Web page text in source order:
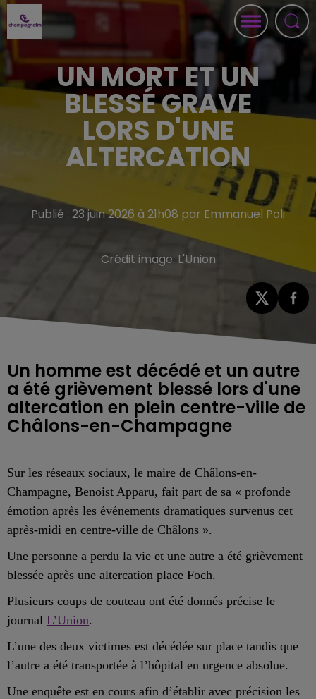
UN MORT ET UN
BLESSÉ GRAVE
LORS D'UNE
ALTERCATION
Publié : 23 juin 2026 à 21h08 par Emmanuel Poli
Crédit image: L'Union
Un homme est décédé et un autre
a été grièvement blessé lors d'une
altercation en plein centre-ville de
Châlons-en-Champagne
Sur les réseaux sociaux, le maire de Châlons-en-
Champagne, Benoist Apparu, fait part de sa « profonde
émotion après les événements dramatiques survenus cet
après-midi en centre-ville de Châlons ».
Une personne a perdu la vie et une autre a été grièvement
blessée après une altercation place Foch.
Plusieurs coups de couteau ont été donnés précise le
journal L’Union.
L’une des deux victimes est décédée sur place tandis que
l’autre a été transportée à l’hôpital en urgence absolue.
Une enquête est en cours afin d’établir avec précision les